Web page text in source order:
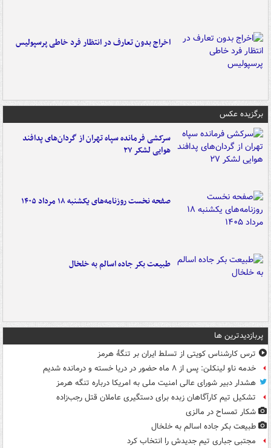
اخراج بدون تعارف در انتظار فرد خاطی پرسپولیس
برگزیده عکس
سرکشی فرمانده سپاه تهران از گردان‌های پدافند
هوایی لشکر ۲۷
صفحه نخست روزنامه‌های یکشنبه ۱۸ مرداد ۱۴۰۵
طبیعت بکر جاده اسالم به خلخال
پربازدیدترین ها
ترس کارشناس کویتی از تسلط ایران بر تنگۀ هرمز
خدمه ناو لینکلن: پس از ۸ ماه حضور در دریا خسته و درمانده‌ شدیم
هشدار دبیر شورای عالی امنیت ملی به امریکا درباره تنگه هرمز
تشکیل تیم کارآگاهان زبده برای دستگیری عاملان قتل رجب‌زاده
شکار تمساح در مالزی
طبیعت بکر جاده اسالم به خلخال
مجتبی جباری تیم جدیدش را انتخاب کرد